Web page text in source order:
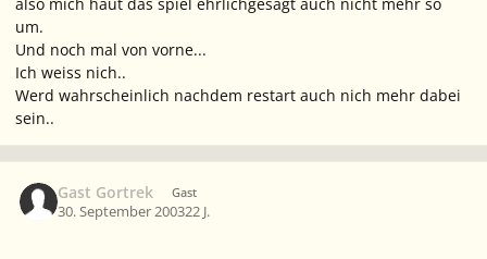
also mich haut das spiel ehrlichgesagt auch nicht mehr so
um.
Und noch mal von vorne...
Ich weiss nich..
Werd wahrscheinlich nachdem restart auch nich mehr dabei
sein..
Gast Gortrek Gast
30. September 200322 J.